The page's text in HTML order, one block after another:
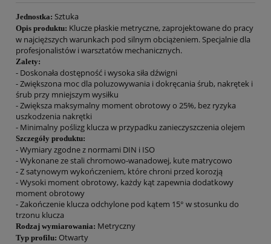
Jednostka: Sztuka
Opis produktu: Klucze płaskie metryczne, zaprojektowane do pracy
w najcięższych warunkach pod silnym obciążeniem. Specjalnie dla
profesjonalistów i warsztatów mechanicznych.
Zalety:
- Doskonała dostępność i wysoka siła dźwigni
- Zwiększona moc dla poluzowywania i dokręcania śrub, nakrętek i
śrub przy mniejszym wysiłku
- Zwiększa maksymalny moment obrotowy o 25%, bez ryzyka
uszkodzenia nakrętki
- Minimalny poślizg klucza w przypadku zanieczyszczenia olejem
Szczegóły produktu:
- Wymiary zgodne z normami DIN i ISO
- Wykonane ze stali chromowo-wanadowej, kute matrycowo
- Z satynowym wykończeniem, które chroni przed korozją
- Wysoki moment obrotowy, każdy kąt zapewnia dodatkowy
moment obrotowy
- Zakończenie klucza odchylone pod kątem 15° w stosunku do
trzonu klucza
Rodzaj wymiarowania: Metryczny
Typ profilu: Otwarty